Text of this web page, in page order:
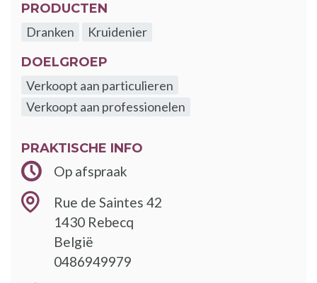
PRODUCTEN
Dranken
Kruidenier
DOELGROEP
Verkoopt aan particulieren
Verkoopt aan professionelen
PRAKTISCHE INFO
Op afspraak
Rue de Saintes 42
1430 Rebecq
België
0486949979